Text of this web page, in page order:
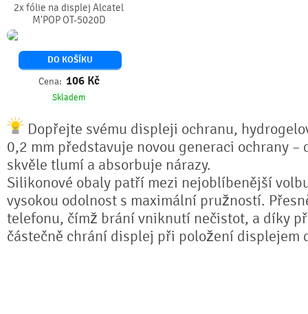
2x fólie na displej Alcatel
M'POP OT-5020D
DO KOŠÍKU
Cena: 106 Kč
Skladem
Dopřejte svému displeji ochranu,
0,2 mm představuje novou generaci ochrany
skvěle tlumí a absorbuje nárazy.
Silikonové obaly patří mezi nejoblíbenější
vysokou odolnost s maximální pružností.
telefonu, čímž brání vniknutí nečistot, a díky
částečně chrání displej při položení displejem